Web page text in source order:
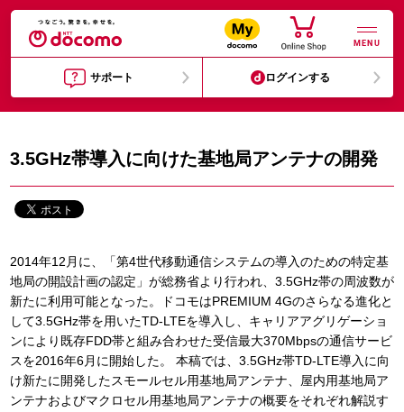
MENU
サポート ログインする
3.5GHz帯導入に向けた基地局アンテナの開発
2014年12月に、「第4世代移動通信システムの導入のための特定基
地局の開設計画の認定」が総務省より行われ、3.5GHz帯の周波数が
新たに利用可能となった。ドコモはPREMIUM 4Gのさらなる進化と
して3.5GHz帯を用いたTD-LTEを導入し、キャリアアグリゲーショ
ンにより既存FDD帯と組み合わせた受信最大370Mbpsの通信サービ
スを2016年6月に開始した。 本稿では、3.5GHz帯TD-LTE導入に向
け新たに開発したスモールセル用基地局アンテナ、屋内用基地局ア
ンテナおよびマクロセル用基地局アンテナの概要をそれぞれ解説す